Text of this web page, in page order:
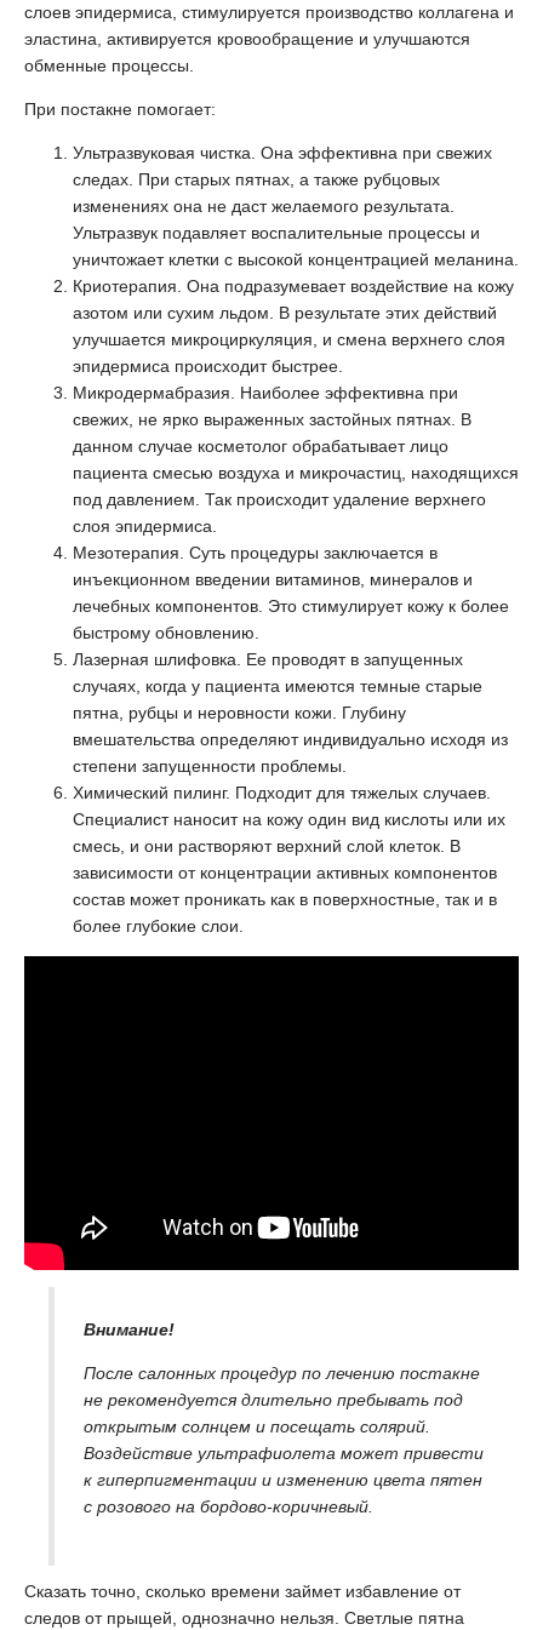
слоев эпидермиса, стимулируется производство коллагена и
эластина, активируется кровообращение и улучшаются
обменные процессы.
При постакне помогает:
Ультразвуковая чистка. Она эффективна при свежих
следах. При старых пятнах, а также рубцовых
изменениях она не даст желаемого результата.
Ультразвук подавляет воспалительные процессы и
уничтожает клетки с высокой концентрацией меланина.
Криотерапия. Она подразумевает воздействие на кожу
азотом или сухим льдом. В результате этих действий
улучшается микроциркуляция, и смена верхнего слоя
эпидермиса происходит быстрее.
Микродермабразия. Наиболее эффективна при
свежих, не ярко выраженных застойных пятнах. В
данном случае косметолог обрабатывает лицо
пациента смесью воздуха и микрочастиц, находящихся
под давлением. Так происходит удаление верхнего
слоя эпидермиса.
Мезотерапия. Суть процедуры заключается в
инъекционном введении витаминов, минералов и
лечебных компонентов. Это стимулирует кожу к более
быстрому обновлению.
Лазерная шлифовка. Ее проводят в запущенных
случаях, когда у пациента имеются темные старые
пятна, рубцы и неровности кожи. Глубину
вмешательства определяют индивидуально исходя из
степени запущенности проблемы.
Химический пилинг. Подходит для тяжелых случаев.
Специалист наносит на кожу один вид кислоты или их
смесь, и они растворяют верхний слой клеток. В
зависимости от концентрации активных компонентов
состав может проникать как в поверхностные, так и в
более глубокие слои.
Внимание!
После салонных процедур по лечению постакне
не рекомендуется длительно пребывать под
открытым солнцем и посещать солярий.
Воздействие ультрафиолета может привести
к гиперпигментации и изменению цвета пятен
с розового на бордово-коричневый.
Сказать точно, сколько времени займет избавление от
следов от прыщей, однозначно нельзя. Светлые пятна